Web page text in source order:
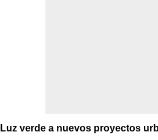
Luz verde a nuevos proyectos